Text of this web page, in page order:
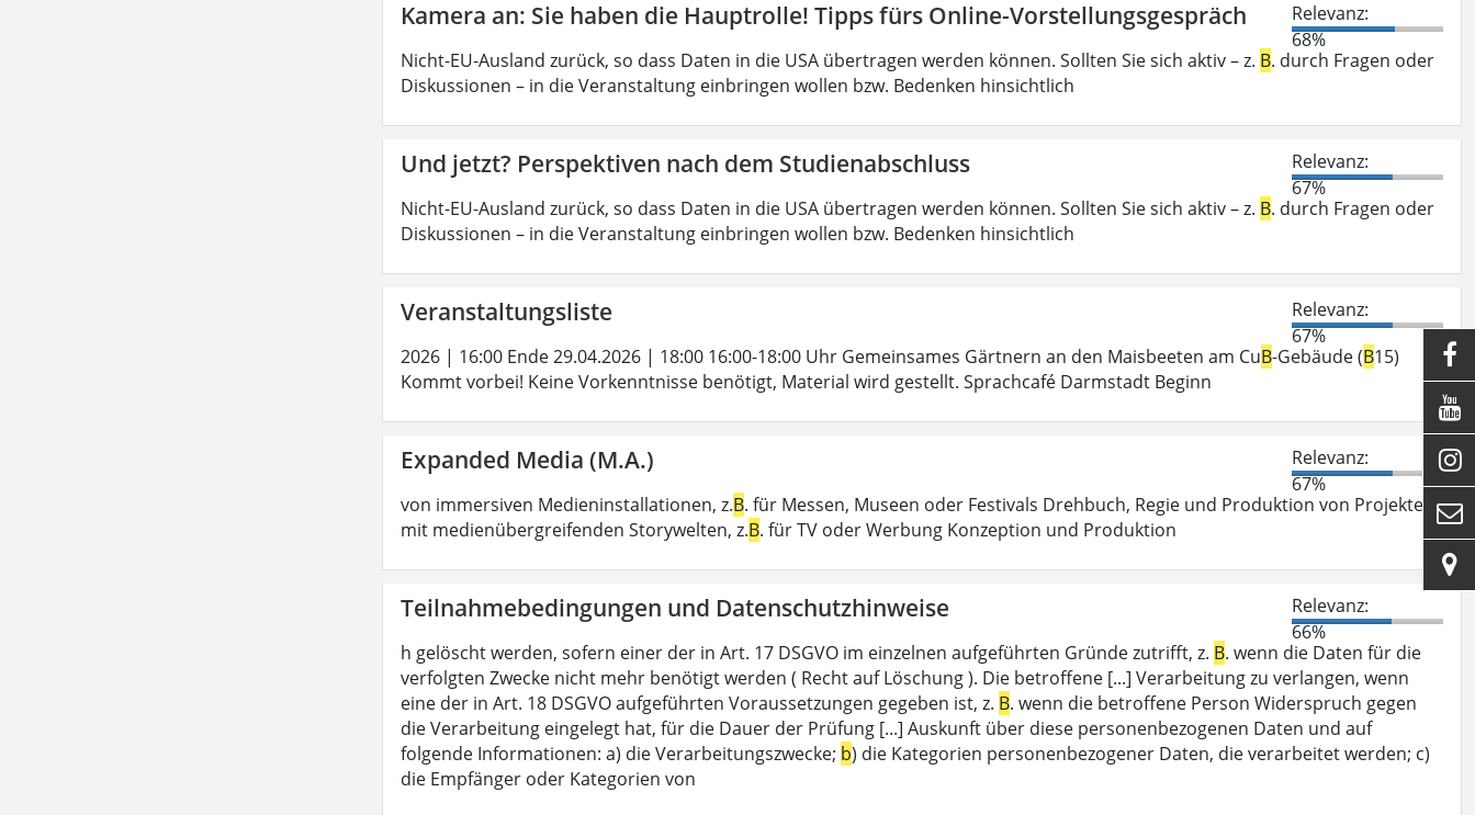
Kamera an: Sie haben die Hauptrolle! Tipps fürs Online-Vorstellungsgespräch
Relevanz:
68%
Nicht-EU-Ausland zurück, so dass Daten in die USA übertragen werden können. Sollten Sie sich aktiv – z. B. durch Fragen oder
Diskussionen – in die Veranstaltung einbringen wollen bzw. Bedenken hinsichtlich
Und jetzt? Perspektiven nach dem Studienabschluss
Relevanz:
67%
Nicht-EU-Ausland zurück, so dass Daten in die USA übertragen werden können. Sollten Sie sich aktiv – z. B. durch Fragen oder
Diskussionen – in die Veranstaltung einbringen wollen bzw. Bedenken hinsichtlich
Veranstaltungsliste
Relevanz:
67%
2026 | 16:00 Ende 29.04.2026 | 18:00 16:00-18:00 Uhr Gemeinsames Gärtnern an den Maisbeeten am CuB-Gebäude (B15)
Kommt vorbei! Keine Vorkenntnisse benötigt, Material wird gestellt. Sprachcafé Darmstadt Beginn
Expanded Media (M.A.)
Relevanz:
67%
von immersiven Medieninstallationen, z.B. für Messen, Museen oder Festivals Drehbuch, Regie und Produktion von Projekten
mit medienübergreifenden Storywelten, z.B. für TV oder Werbung Konzeption und Produktion
Teilnahmebedingungen und Datenschutzhinweise
Relevanz:
66%
h gelöscht werden, sofern einer der in Art. 17 DSGVO im einzelnen aufgeführten Gründe zutrifft, z. B. wenn die Daten für die
verfolgten Zwecke nicht mehr benötigt werden ( Recht auf Löschung ). Die betroffene [...] Verarbeitung zu verlangen, wenn
eine der in Art. 18 DSGVO aufgeführten Voraussetzungen gegeben ist, z. B. wenn die betroffene Person Widerspruch gegen
die Verarbeitung eingelegt hat, für die Dauer der Prüfung [...] Auskunft über diese personenbezogenen Daten und auf
folgende Informationen: a) die Verarbeitungszwecke; b) die Kategorien personenbezogener Daten, die verarbeitet werden; c)
die Empfänger oder Kategorien von




